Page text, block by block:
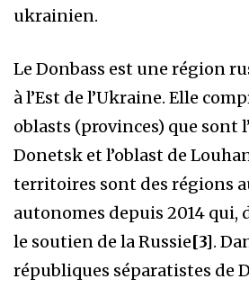
ukrainien.
Le Donbass est une région
à l’Est de l’Ukraine. Elle
oblasts (provinces) que sont
Donetsk et l’oblast de
territoires sont des régions
autonomes depuis 2014 qui,
le soutien de la Russie[3].
républiques séparatistes de